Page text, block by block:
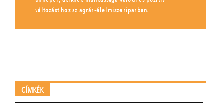
változást hoz az agrár-élelmiszeriparban.
CÍMKÉK